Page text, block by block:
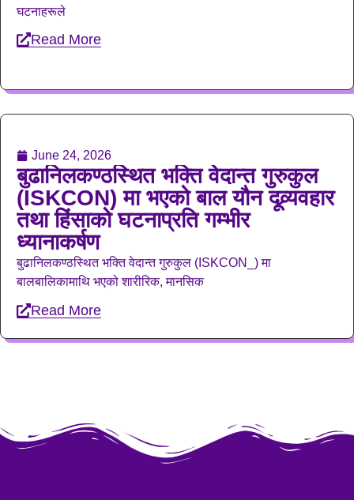
घटनाहरूले
Read More
June 24, 2026
बुढानिलकण्ठस्थित भक्ति वेदान्त गुरुकुल
(ISKCON) मा भएको बाल यौन दूव्र्यवहार
तथा हिंसाको घटनाप्रति गम्भीर
ध्यानाकर्षण
बुढानिलकण्ठस्थित भक्ति वेदान्त गुरुकुल (ISKCON_) मा
बालबालिकामाथि भएको शारीरिक, मानसिक
Read More